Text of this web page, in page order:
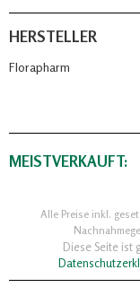
HERSTELLER
Florapharm
MEISTVERKAUFT:
Alle Preise inkl.
Diese Seite ist